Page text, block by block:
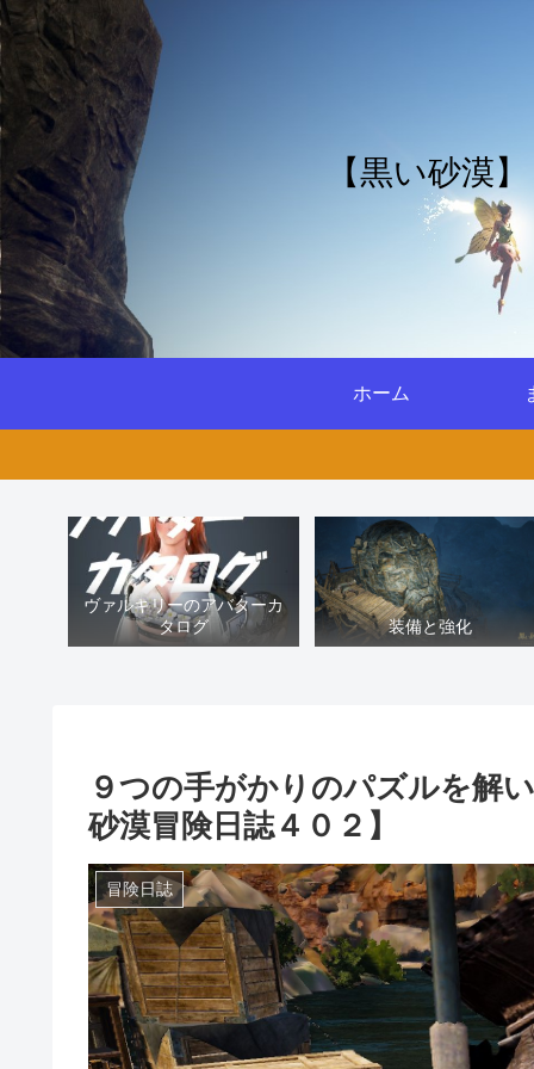
【黒い砂漠
ホーム
ヴァルキリーのアバターカ
タログ
装備と強化
９つの手がかりのパズルを解
砂漠冒険日誌４０２】
冒険日誌